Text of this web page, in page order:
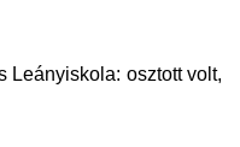
Leányiskola: osztott volt,